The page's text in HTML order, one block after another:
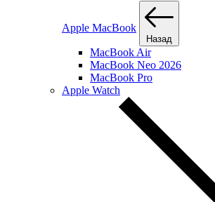
Apple MacBook
Назад
MacBook Air
MacBook Neo 2026
MacBook Pro
Apple Watch